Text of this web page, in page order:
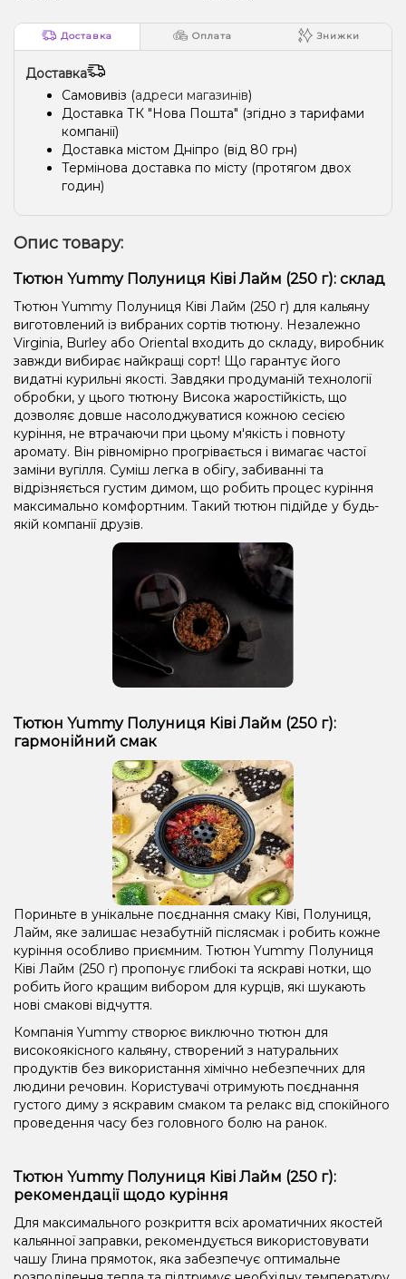
Доставка Оплата Знижки
Доставка
Самовивіз (адреси магазинів)
Доставка ТК "Нова Пошта" (згідно з тарифами
компанії)
Доставка містом Дніпро (від 80 грн)
Термінова доставка по місту (протягом двох
годин)
Опис товару:
Тютюн Yummy Полуниця Ківі Лайм (250 г): склад
Тютюн Yummy Полуниця Ківі Лайм (250 г) для кальяну
виготовлений із вибраних сортів тютюну. Незалежно
Virginia, Burley або Oriental входить до складу, виробник
завжди вибирає найкращі сорт! Що гарантує його
видатні курильні якості. Завдяки продуманій технології
обробки, у цього тютюну Висока жаростійкість, що
дозволяє довше насолоджуватися кожною сесією
куріння, не втрачаючи при цьому м'якість і повноту
аромату. Він рівномірно прогрівається і вимагає частої
заміни вугілля. Суміш легка в обігу, забиванні та
відрізняється густим димом, що робить процес куріння
максимально комфортним. Такий тютюн підійде у будь-
якій компанії друзів.
Тютюн Yummy Полуниця Ківі Лайм (250 г):
гармонійний смак
Пориньте в унікальне поєднання смаку Ківі, Полуниця,
Лайм, яке залишає незабутній післясмак і робить кожне
куріння особливо приємним. Тютюн Yummy Полуниця
Ківі Лайм (250 г) пропонує глибокі та яскраві нотки, що
робить його кращим вибором для курців, які шукають
нові смакові відчуття.
Компанія Yummy створює виключно тютюн для
високоякісного кальяну, створений з натуральних
продуктів без використання хімічно небезпечних для
людини речовин. Користувачі отримують поєднання
густого диму з яскравим смаком та релакс від спокійного
проведення часу без головного болю на ранок.
Тютюн Yummy Полуниця Ківі Лайм (250 г):
рекомендації щодо куріння
Для максимального розкриття всіх ароматичних якостей
кальянної заправки, рекомендується використовувати
чашу Глина прямоток, яка забезпечує оптимальне